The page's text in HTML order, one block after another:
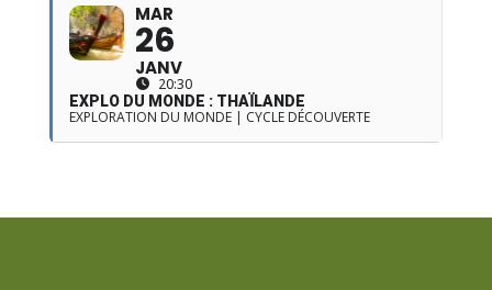
MAR
26
JANV
20:30
EXPLO DU MONDE : THAÏLANDE
EXPLORATION DU MONDE | CYCLE DÉCOUVERTE